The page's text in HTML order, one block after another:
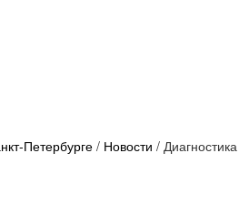
Петербурге / Новости / Диагностика